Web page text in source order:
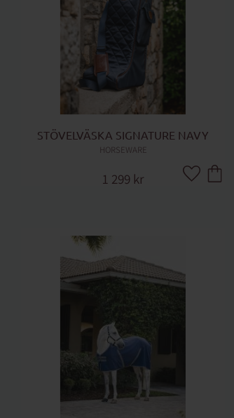
STÖVELVÄSKA SIGNATURE NAVY
HORSEWARE
1 299 kr Lägg till i